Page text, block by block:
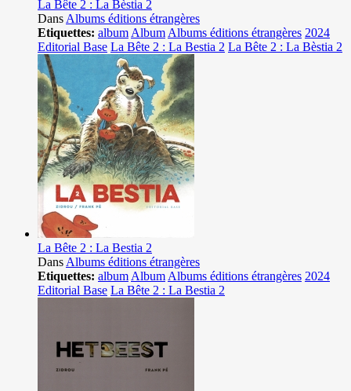
La Bête 2 : La Bèstia 2
Dans Albums éditions étrangères
Etiquettes: album Album Albums éditions étrangères 2024
Editorial Base La Bête 2 : La Bestia 2 La Bête 2 : La Bèstia 2
La Bête 2 : La Bestia 2
Dans Albums éditions étrangères
Etiquettes: album Album Albums éditions étrangères 2024
Editorial Base La Bête 2 : La Bestia 2